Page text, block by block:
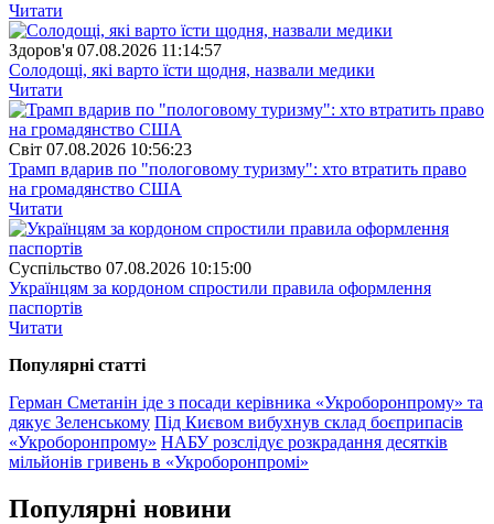
Читати
Здоров'я 07.08.2026 11:14:57
Солодощі, які варто їсти щодня, назвали медики
Читати
Свiт 07.08.2026 10:56:23
Трамп вдарив по "пологовому туризму": хто втратить право
на громадянство США
Читати
Суспiльство 07.08.2026 10:15:00
Українцям за кордоном спростили правила оформлення
паспортів
Читати
Популярнi статтi
Герман Сметанін іде з посади керівника «Укроборонпрому» та
дякує Зеленському Під Києвом вибухнув склад боєприпасів
«Укроборонпрому» НАБУ розслідує розкрадання десятків
мільйонів гривень в «Укроборонпромі»
Популярнi новини